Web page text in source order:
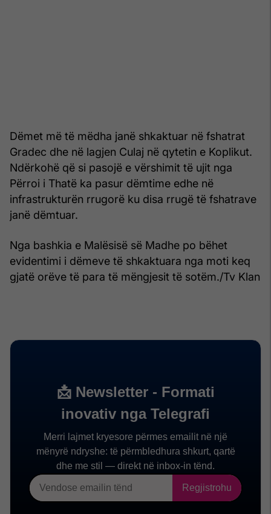
Dëmet më të mëdha janë shkaktuar në fshatrat
Gradec dhe në lagjen Culaj në qytetin e Koplikut.
Ndërkohë që si pasojë e vërshimit të ujit nga
Përroi i Thatë ka pasur dëmtime edhe në
infrastrukturën rrugorë ku disa rrugë të fshatrave
janë dëmtuar.
Nga bashkia e Malësisë së Madhe po bëhet
evidentimi i dëmeve të shkaktuara nga moti keq
gjatë orëve të para të mëngjesit të sotëm./Tv Klan